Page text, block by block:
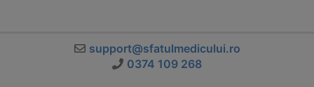
support@sfatulmedicului.ro
0374 109 268